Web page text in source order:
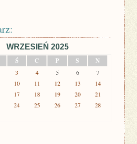
WRZESIEŃ 2025
Ś C P S N
3 4 5 6
7
10 11 12 13
14
17 18 19 20
21
24 25 26 27
28